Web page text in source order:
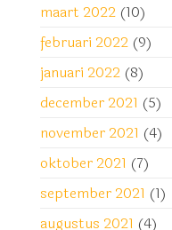
maart 2022 (10)
februari 2022 (9)
januari 2022 (8)
december 2021 (5)
november 2021 (4)
oktober 2021 (7)
september 2021 (1)
augustus 2021 (4)